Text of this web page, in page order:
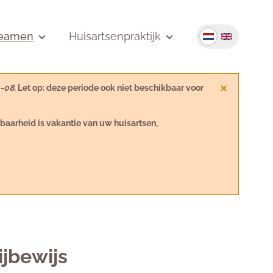
Huisartsenpraktijk
08. Let op: deze periode ook niet beschikbaar voor
is vakantie van uw huisartsen,